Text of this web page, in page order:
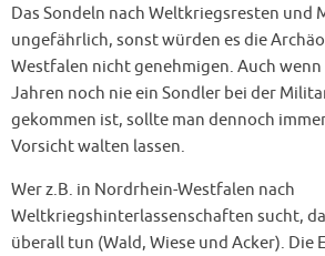
Das Sondeln nach Weltkriegsresten und
ungefährlich, sonst würden es die
Westfalen nicht genehmigen. Auch
Jahren noch nie ein Sondler bei der
gekommen ist, sollte man dennoch
Vorsicht walten lassen.
Wer z.B. in Nordrhein-Westfalen nach
Weltkriegshinterlassenschaften sucht,
überall tun (Wald, Wiese und Acker). Die